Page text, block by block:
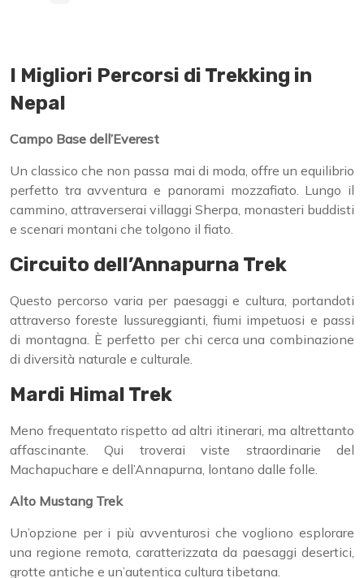
I Migliori Percorsi di Trekking in
Nepal
Campo Base dell’Everest
Un classico che non passa mai di moda, offre un equilibrio
perfetto tra avventura e panorami mozzafiato. Lungo il
cammino, attraverserai villaggi Sherpa, monasteri buddisti
e scenari montani che tolgono il fiato.
Circuito dell’Annapurna Trek
Questo percorso varia per paesaggi e cultura, portandoti
attraverso foreste lussureggianti, fiumi impetuosi e passi
di montagna. È perfetto per chi cerca una combinazione
di diversità naturale e culturale.
Mardi Himal Trek
Meno frequentato rispetto ad altri itinerari, ma altrettanto
affascinante. Qui troverai viste straordinarie del
Machapuchare e dell’Annapurna, lontano dalle folle.
Alto Mustang Trek
Un’opzione per i più avventurosi che vogliono esplorare
una regione remota, caratterizzata da paesaggi desertici,
grotte antiche e un’autentica cultura tibetana.